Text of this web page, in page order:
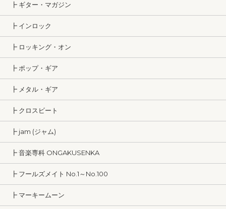
┣ ギター・マガジン
┣ インロック
┣ ロッキング・オン
┣ ポップ・ギア
┣ メタル・ギア
┣ クロスビート
┣ jam (ジャム)
┣ 音楽専科 ONGAKUSENKA
┣ フールズメイト No.1～No.100
┣ マーキームーン